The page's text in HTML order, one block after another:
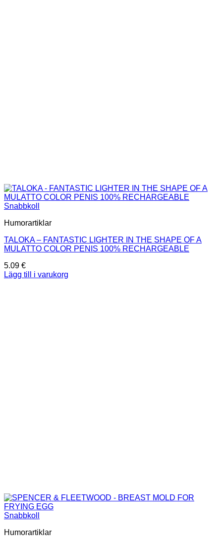
Snabbkoll
Humorartiklar
TALOKA – FANTASTIC LIGHTER IN THE SHAPE OF A
MULATTO COLOR PENIS 100% RECHARGEABLE
5.09 €
Lägg till i varukorg
Snabbkoll
Humorartiklar